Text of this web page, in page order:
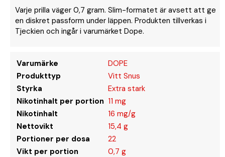
Varje prilla väger 0,7 gram. Slim-formatet är avsett att ge
en diskret passform under läppen. Produkten tillverkas i
Tjeckien och ingår i varumärket Dope.
Varumärke
DOPE
Produkttyp
Vitt Snus
Styrka
Extra stark
Nikotinhalt per portion 11 mg
Nikotinhalt
16 mg/g
Nettovikt
15,4 g
Portioner per dosa
22
Vikt per portion
0,7 g